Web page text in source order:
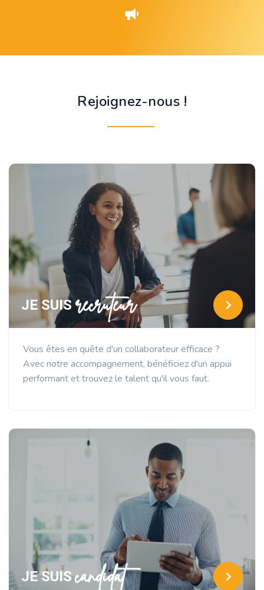
Rejoignez-nous !
JE SUISrecruteur
Vous êtes en quête d'un collaborateur efficace ?
Avec notre accompagnement, bénéficiez d'un appui
performant et trouvez le talent qu'il vous faut.
JE SUIScandidat